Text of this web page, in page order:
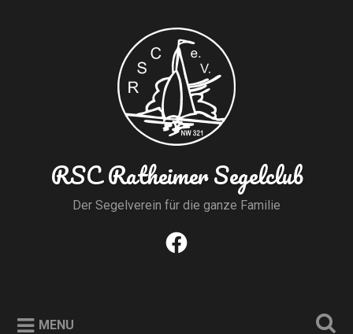
RSC Ratheimer Segelclub
Der Segelverein für die ganze Familie
Facebook
MENU